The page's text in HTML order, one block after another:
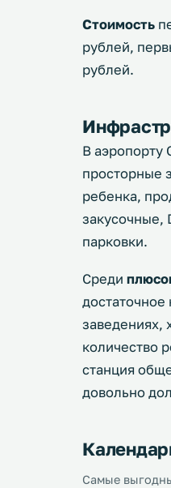
Стоимость
рублей,
рублей.
В аэропорту
просторные
ребенка,
закусочные,
парковки.
Среди
заведениях,
количество
станция
довольно
Самые